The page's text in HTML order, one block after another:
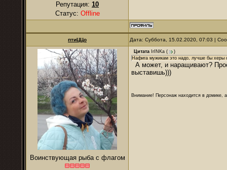
Репутация: 10
Статус: Offline
птиЦЦо Дата: Суббота, 15.02.2020, 07:03 |
Воинствующая рыба с флагом
Цитата IrINKa (
)
Нафига мужикам это надо, лучше бы херы
А может, и наращивают?
выставишь)))
Внимание! Персонаж находится в домике,